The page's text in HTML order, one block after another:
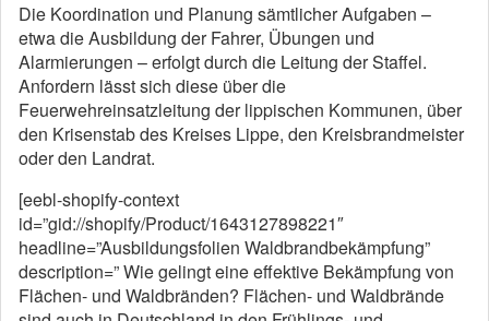
Die Koordination und Planung sämtlicher Aufgaben –
etwa die Ausbildung der Fahrer, Übungen und
Alarmierungen – erfolgt durch die Leitung der Staffel.
Anfordern lässt sich diese über die
Feuerwehreinsatzleitung der lippischen Kommunen, über
den Krisenstab des Kreises Lippe, den Kreisbrandmeister
oder den Landrat.
[eebl-shopify-context
id=”gid://shopify/Product/1643127898221″
headline=”Ausbildungsfolien Waldbrandbekämpfung”
description=” Wie gelingt eine effektive Bekämpfung von
Flächen- und Waldbränden? Flächen- und Waldbrände